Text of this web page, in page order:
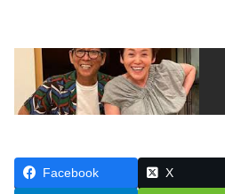
Facebook X